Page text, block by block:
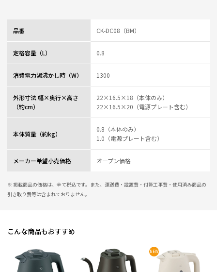
品番 CK-DC08（BM）
定格容量（L） 0.8
消費電力湯沸かし時（W） 1300
外形寸法 幅×奥行×高さ
（約cm）
22×16.5×18（本体のみ）
22×16.5×20（電源プレート含む）
本体質量（約kg）
0.8（本体のみ）
1.0（電源プレート含む）
メーカー希望小売価格 オープン価格
※ 掲載商品の価格は、全て税込です。また、運送費・設置費・付帯工事費・使用済み商品の
引き取り費等は含まれておりません。
こんな商品もおすすめ
NEW